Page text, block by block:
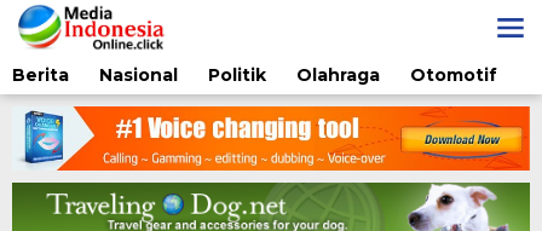
Lewati
ke
konten
Berita
Nasional Politik Olahraga Otomotif